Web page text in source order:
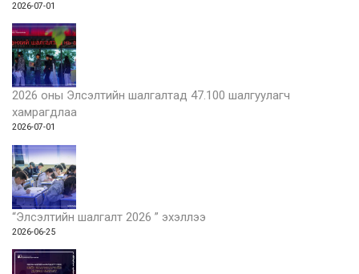
2026-07-01
2026 оны Элсэлтийн шалгалтад 47.100 шалгуулагч
хамрагдлаа
2026-07-01
“Элсэлтийн шалгалт 2026 ” эхэллээ
2026-06-25